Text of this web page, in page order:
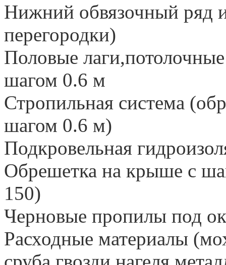
Нижний обвязочный ряд
перегородки)
Половые
шагом 0.6 м
Стропильная система
шагом 0.6 м)
Подкровельная
Обрешетка на крыше с
150)
Черновые пропилы под
Расходные материалы